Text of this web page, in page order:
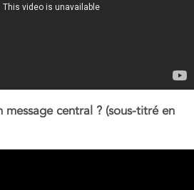
central ? (sous-titré en